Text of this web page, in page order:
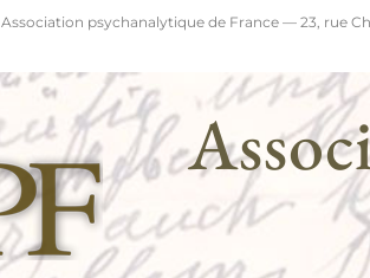
Association psychanalytique de France — 23, rue